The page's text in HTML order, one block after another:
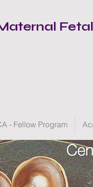
- Fellow Program